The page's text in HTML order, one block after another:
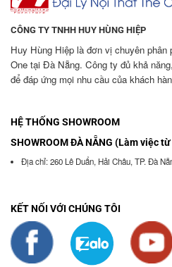
CÔNG TY TNHH HUY HÙNG HIỆP
Huy Hùng Hiệp là đơn vị chuyên
One tại Đà Nẵng. Công ty đủ khả
để đáp ứng mọi nhu cầu của khách
HỆ THỐNG SHOWROOM
SHOWROOM ĐÀ NẴNG (Làm việc
Địa chỉ: 260 Lê Duẩn, Hải Châu, TP. Đà
KẾT NỐI VỚI CHÚNG TÔI